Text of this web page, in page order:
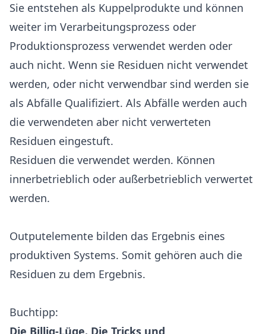
Sie entstehen als Kuppelprodukte und können
weiter im Verarbeitungsprozess oder
Produktionsprozess verwendet werden oder
auch nicht. Wenn sie Residuen nicht verwendet
werden, oder nicht verwendbar sind werden sie
als Abfälle Qualifiziert. Als Abfälle werden auch
die verwendeten aber nicht verwerteten
Residuen eingestuft.
Residuen die verwendet werden. Können
innerbetrieblich oder außerbetrieblich verwertet
werden.
Outputelemente bilden das Ergebnis eines
produktiven Systems. Somit gehören auch die
Residuen zu dem Ergebnis.
Buchtipp:
Die Billig-Lüge. Die Tricks und